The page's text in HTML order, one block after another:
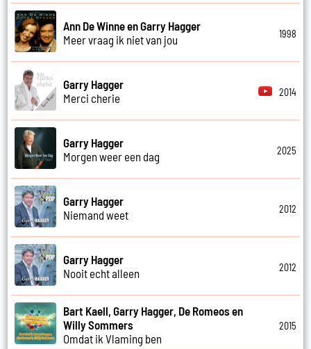
Ann De Winne en Garry Hagger
Meer vraag ik niet van jou
1998
Garry Hagger
Merci cherie
2014
Garry Hagger
Morgen weer een dag
2025
Garry Hagger
Niemand weet
2012
Garry Hagger
Nooit echt alleen
2012
Bart Kaell, Garry Hagger, De Romeos en
Willy Sommers
Omdat ik Vlaming ben
2015